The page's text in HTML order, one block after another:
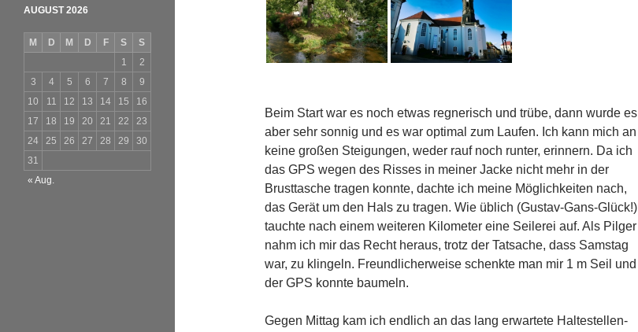
Beim Start war es noch etwas regnerisch und trübe, dann wurde es
aber sehr sonnig und es war optimal zum Laufen. Ich kann mich an
keine großen Steigungen, weder rauf noch runter, erinnern. Da ich
das GPS wegen des Risses in meiner Jacke nicht mehr in der
Brusttasche tragen konnte, dachte ich meine Möglichkeiten nach,
das Gerät um den Hals zu tragen. Wie üblich (Gustav-Gans-Glück!)
tauchte nach einem weiteren Kilometer eine Seilerei auf. Als Pilger
nahm ich mir das Recht heraus, trotz der Tatsache, dass Samstag
war, zu klingeln. Freundlicherweise schenkte man mir 1 m Seil und
der GPS konnte baumeln.
Gegen Mittag kam ich endlich an das lang erwartete Haltestellen-
AUGUST 2026
M D M D F S
S
1
2
3
4 5 6 7 8
9
10
11 12 13 14 15
16
17
18 19 20 21 22
23
24
25 26 27 28 29
30
31
« Aug.